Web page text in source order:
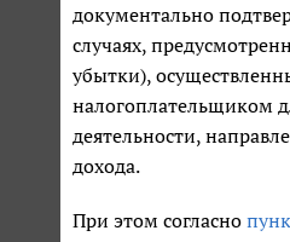
документально
случаях,
убытки),
налогоплательщиком
деятельности,
дохода.
При этом согласно